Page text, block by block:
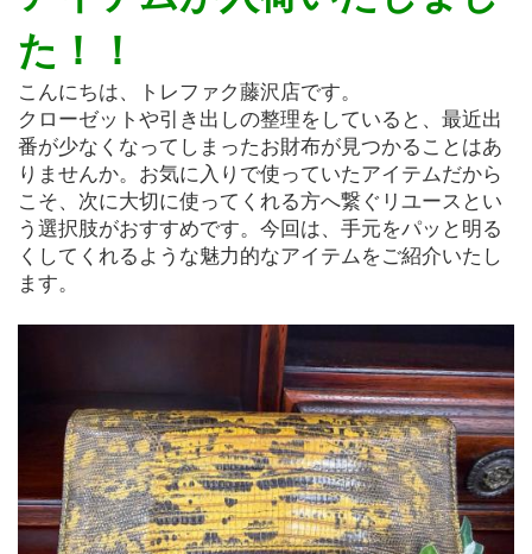
た！！
こんにちは、トレファク藤沢店です。
クローゼットや引き出しの整理をしていると、最近出
番が少なくなってしまったお財布が見つかることはあ
りませんか。お気に入りで使っていたアイテムだから
こそ、次に大切に使ってくれる方へ繋ぐリユースとい
う選択肢がおすすめです。今回は、手元をパッと明る
くしてくれるような魅力的なアイテムをご紹介いたし
ます。